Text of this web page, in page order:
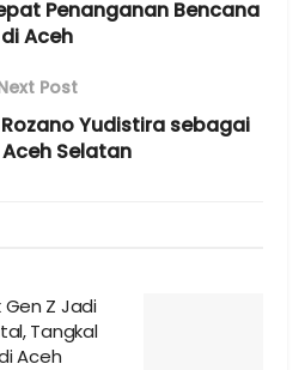
Penanganan Bencana
di Aceh
Post
Yudistira sebagai
Selatan
Z Jadi
Tangkal
Aceh